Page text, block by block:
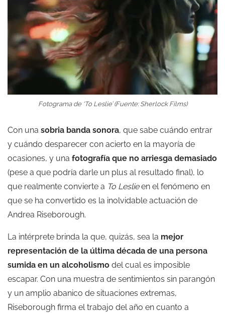
Fotograma de ‘To Leslie’ (Fuente: Sherlock Films)
Con una sobria banda sonora, que sabe cuándo entrar
y cuándo desparecer con acierto en la mayoría de
ocasiones, y una fotografía que no arriesga demasiado
(pese a que podría darle un plus al resultado final), lo
que realmente convierte a To Leslieen el fenómeno en
que se ha convertido es la inolvidable actuación de
Andrea Riseborough.
La intérprete brinda la que, quizás, sea la mejor
representación de la última década de una persona
sumida en un alcoholismo del cual es imposible
escapar. Con una muestra de sentimientos sin parangón
y un amplio abanico de situaciones extremas,
Riseborough firma el trabajo del año en cuanto a